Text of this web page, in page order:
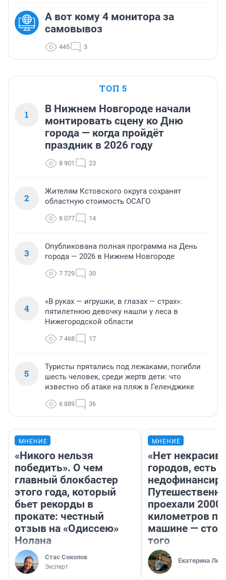
А вот кому 4 монитора за
самовывоз
445 3
ТОП 5
1
В Нижнем Новгороде начали
монтировать сцену ко Дню
города — когда пройдёт
праздник в 2026 году
8 901 23
2
Жителям Кстовского округа сохранят
областную стоимость ОСАГО
8 077 14
3
Опубликована полная программа на День
города — 2026 в Нижнем Новгороде
7 729 30
4
«В руках — игрушки, в глазах — страх»:
пятилетнюю девочку нашли у леса в
Нижегородской области
7 468 17
5
Туристы прятались под лежаками, погибли
шесть человек, среди жертв дети: что
известно об атаке на пляж в Геленджике
6 889 36
МНЕНИЕ
«Никого нельзя
победить». О чем
главный блокбастер
этого года, который
бьет рекорды в
прокате: честный
отзыв на «Одиссею»
Нолана
Стас Соколов
Эксперт
МНЕНИЕ
«Нет
городов, есть
проехали 2000
километров по
машине —
того
Екатерина